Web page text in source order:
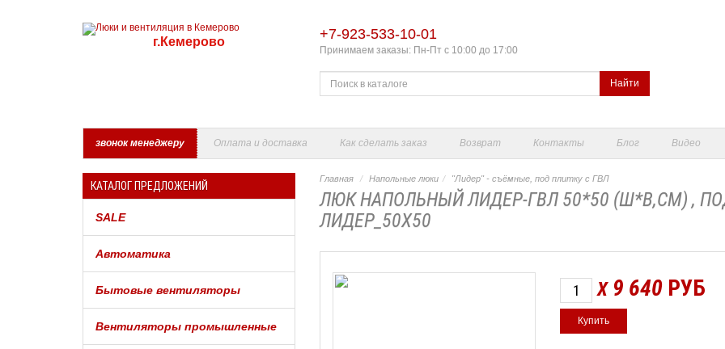
г.Кемерово +7-923-533-10-01
Принимаем заказы: Пн-Пт с 10:00 до 17:00
Найти
звонок менеджеру Оплата и доставка Как сделать заказ Возврат Контакты Блог Видео
КАТАЛОГ ПРЕДЛОЖЕНИЙ
SALE
Автоматика
Бытовые вентиляторы
Вентиляторы промышленные
Главная Напольные люки "Лидер" - съёмные, под плитку с ГВЛ
ЛЮК НАПОЛЬНЫЙ ЛИДЕР-ГВЛ 50*50 (Ш*В,СМ) ,
ЛИДЕР_50Х50
X 9 640 РУБ